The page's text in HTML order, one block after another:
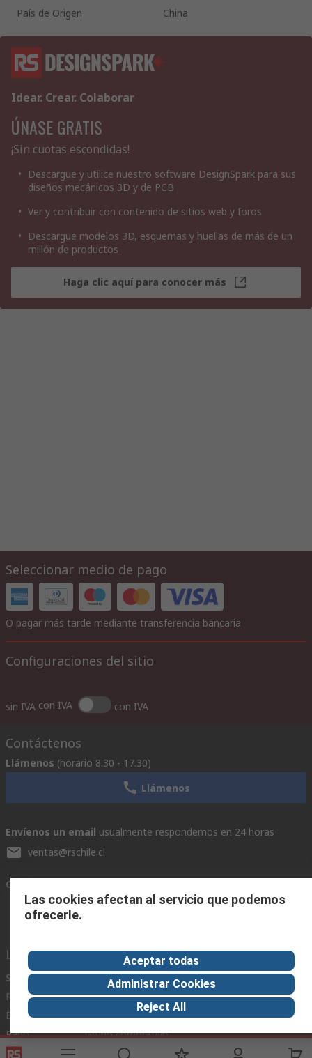
País de Origen
China
Idear. Crear. Colaborar
ÚNASE GRATIS
¡Sin cuotas escondidas!
Descargue y utilice nuestro software DesignSpark para sus
diseños mecánicos 3D y de PCB
Ver y contribuir con contenido de sitios web y foros
Descargue modelos 3D, esquemas y huellas de más de un
millón de productos
Haga clic aquí para conocer más
Seleccionar medio de pago
O pagar más tarde mediante transferencia bancaria
Configuraciones del sitio
sin IVA con IVA con IVA
Contáctenos
Llámenos (horario 8.30 - 17.30)
Llámenos
Envíenos un email usualmente respondemos en 24 horas
ventas@rschile.cl
Conectar con nosotros
Links de ayuda
Servicios
Registrarse
Entrega
Pago
Exportar
Acerca de RS
Acerca de RS
En el mundo
Grupo corporativo
Industria
Zona Industria
Fabricación
Las cookies afectan al servicio que podemos
ofrecerle.
Aceptar todas
Administrar Cookies
Reject All